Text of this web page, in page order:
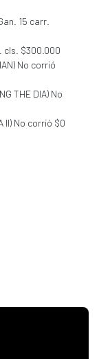
15 carr.
cls. $300.000
No corrió
THE DIA) No
II) No corrió $0